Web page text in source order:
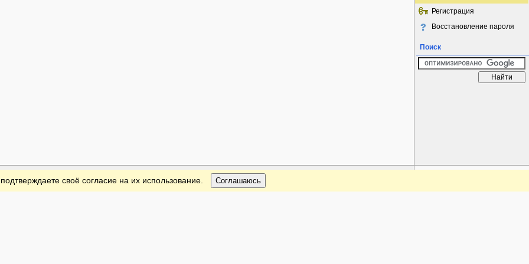
Регистрация
Восстановление пароля
Поиск
своё согласие на их использование. Соглашаюсь